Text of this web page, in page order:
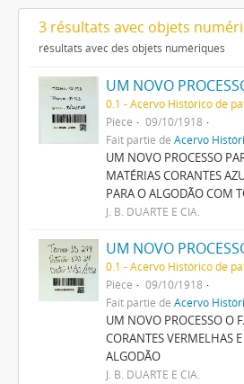
3 résultats avec objets
résultats avec des objets numériques
0.1 - Acervo Histórico de
Pièce
09/10/1918
Fait partie de Acervo
UM NOVO PROCESSO
MATÉRIAS CORANTES
PARA O ALGODÃO COM
J. B. DUARTE E CIA.
0.1 - Acervo Histórico de
Pièce
09/10/1918
Fait partie de Acervo
UM NOVO PROCESSO O
CORANTES VERMELHAS
ALGODÃO
J. B. DUARTE E CIA.